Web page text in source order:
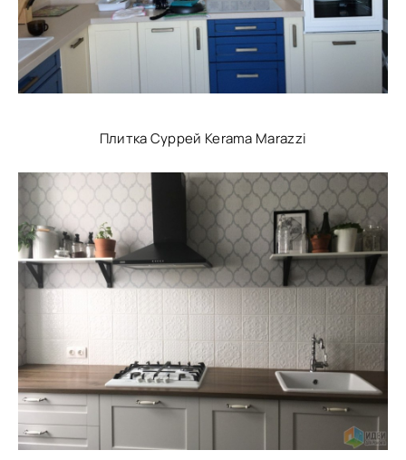
Плитка Суррей Kerama Marazzi